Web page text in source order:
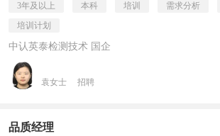
3年及以上 本科 培训 需求分析
培训计划
中认英泰检测技术 国企
袁女士 招聘
品质经理